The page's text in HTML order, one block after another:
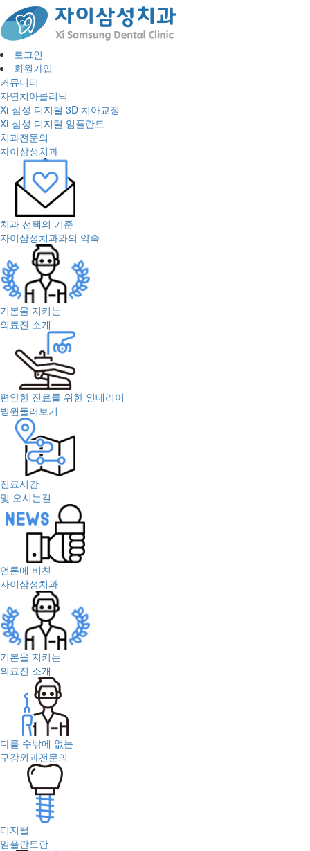
로그인
회원가입
커뮤니티
자연치아클리닉
Xi-삼성 디지털 3D 치아교정
Xi-삼성 디지털 임플란트
치과전문의
자이삼성치과
치과 선택의 기준
자이삼성치과와의 약속
기본을 지키는
의료진 소개
편안한 진료를 위한 인테리어
병원둘러보기
진료시간
및 오시는길
언론에 비친
자이삼성치과
기본을 지키는
의료진 소개
다를 수밖에 없는
구강외과전문의
디지털
임플란트란